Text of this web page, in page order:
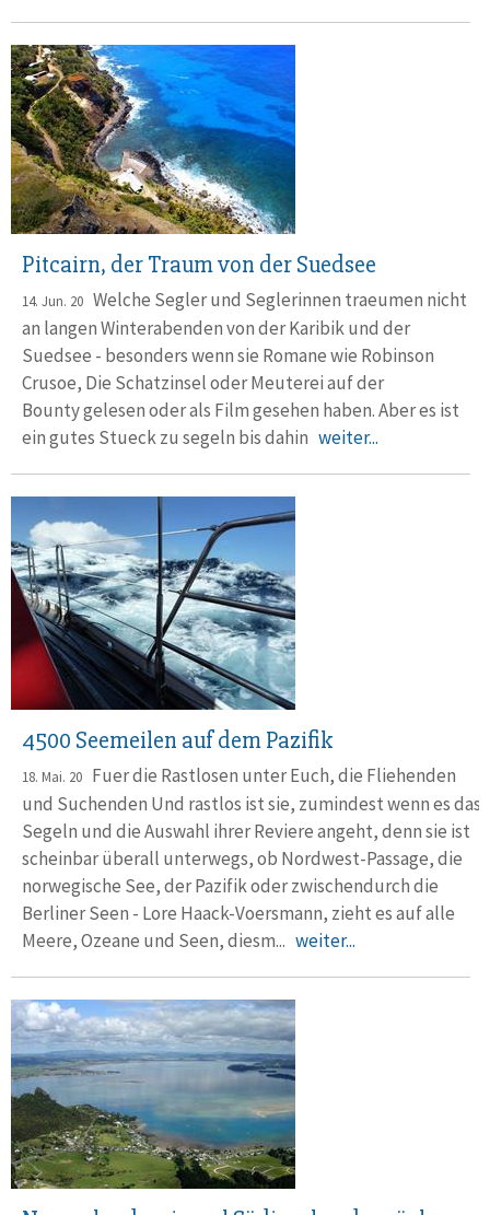
Pitcairn, der Traum von der Suedsee
14. Jun. 20 Welche Segler und Seglerinnen traeumen nicht
an langen Winterabenden von der Karibik und der
Suedsee - besonders wenn sie Romane wie Robinson
Crusoe, Die Schatzinsel oder Meuterei auf der
Bounty gelesen oder als Film gesehen haben. Aber es ist
ein gutes Stueck zu segeln bis dahin weiter...
4500 Seemeilen auf dem Pazifik
18. Mai. 20 Fuer die Rastlosen unter Euch, die Fliehenden
und Suchenden Und rastlos ist sie, zumindest wenn es das
Segeln und die Auswahl ihrer Reviere angeht, denn sie ist
scheinbar überall unterwegs, ob Nordwest-Passage, die
norwegische See, der Pazifik oder zwischendurch die
Berliner Seen - Lore Haack-Voersmann, zieht es auf alle
Meere, Ozeane und Seen, diesm... weiter...